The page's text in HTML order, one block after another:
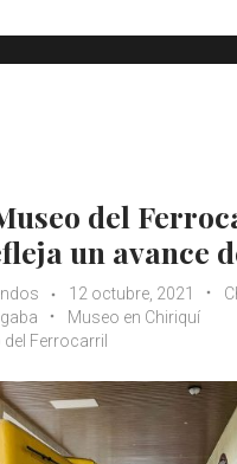
del
un avance
12 octubre, 2021
Museo en Chiriquí
Ferrocarril